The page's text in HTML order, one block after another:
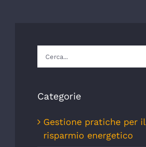
Cerca
per:
Categorie
Gestione pratiche per il
risparmio energetico